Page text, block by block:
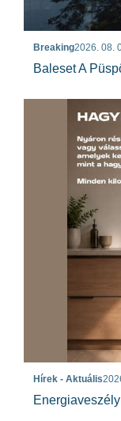
Breaking2026. 08.
Baleset A
Hírek - Aktuális